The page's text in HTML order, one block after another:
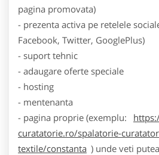
pagina promovata)
- prezenta activa pe retelele
Facebook, Twitter, GooglePlus)
- suport tehnic
- adaugare oferte speciale
- hosting
- mentenanta
- pagina proprie (exemplu:
curatatorie.ro/spalatorie-
textile/constanta ) unde veti